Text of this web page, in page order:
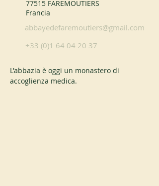
77515 FAREMOUTIERS
Francia
abbayedefaremoutiers@gmail.com
+33 (0)1 64 04 20 37
L'abbazia è oggi un monastero di
accoglienza medica.